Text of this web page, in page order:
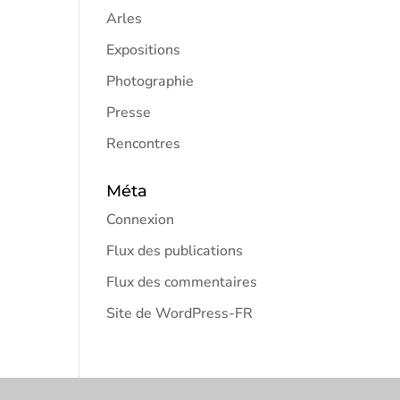
Arles
Expositions
Photographie
Presse
Rencontres
Méta
Connexion
Flux des publications
Flux des commentaires
Site de WordPress-FR